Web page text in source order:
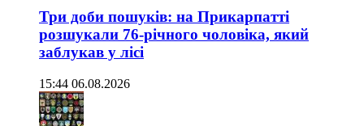
Три доби пошуків: на Прикарпатті
розшукали 76-річного чоловіка, який
заблукав у лісі
15:44 06.08.2026